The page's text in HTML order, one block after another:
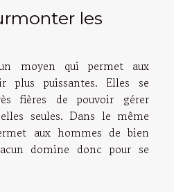
les
moyen qui permet aux
plus puissantes. Elles se
fières de pouvoir gérer
seules. Dans le même
aux hommes de bien
domine donc pour se